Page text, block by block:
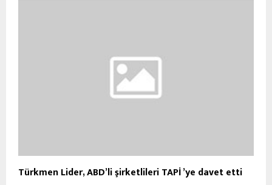
Türkmen Lider, ABD’li şirketlileri TAPİ ’ye davet etti